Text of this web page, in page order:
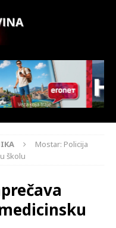
Mostar: Policija
školu